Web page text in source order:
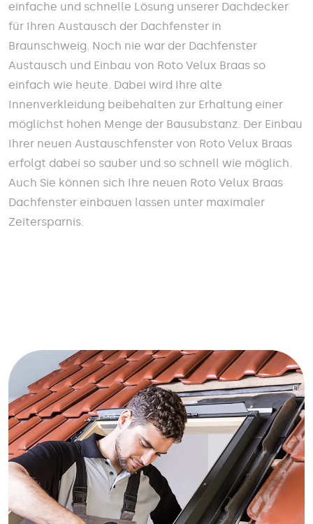
einfache und schnelle Lösung unserer Dachdecker
für Ihren Austausch der Dachfenster in
Braunschweig. Noch nie war der Dachfenster
Austausch und Einbau von Roto Velux Braas so
einfach wie heute. Dabei wird Ihre alte
Innenverkleidung beibehalten zur Erhaltung einer
möglichst hohen Menge der Bausubstanz. Der Einbau
Ihrer neuen Austauschfenster von Roto Velux Braas
erfolgt dabei so sauber und so schnell wie möglich.
Auch Sie können sich Ihre neuen Roto Velux Braas
Dachfenster einbauen lassen unter maximaler
Zeitersparnis.